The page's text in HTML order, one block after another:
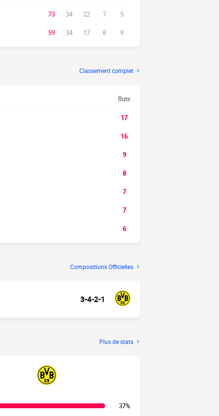
73 34 22 7 5
59 34 17 8 9
Classement complet
Buts
17
16
9
8
7
7
6
Compositions Officielles
3-4-2-1
Plus de stats
37%